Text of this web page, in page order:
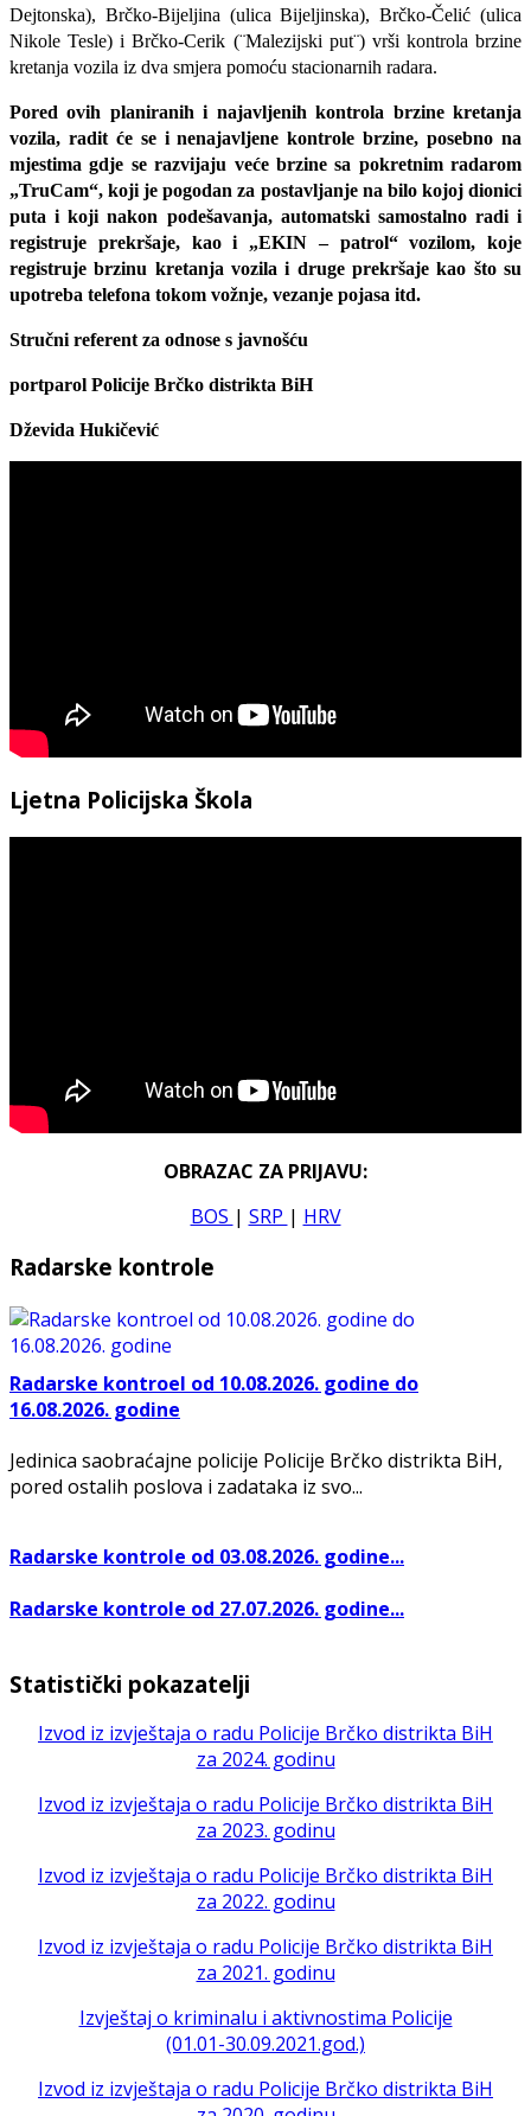
Dejtonska), Brčko-Bijeljina (ulica Bijeljinska), Brčko-Čelić (ulica
Nikole Tesle) i Brčko-Cerik (¨Malezijski put¨) vrši kontrola brzine
kretanja vozila iz dva smjera pomoću stacionarnih radara.
Pored ovih planiranih i najavljenih kontrola brzine kretanja
vozila, radit će se i nenajavljene kontrole brzine, posebno na
mjestima gdje se razvijaju veće brzine sa pokretnim radarom
„TruCam“, koji je pogodan za postavljanje na bilo kojoj dionici
puta i koji nakon podešavanja, automatski samostalno radi i
registruje prekršaje, kao i „EKIN – patrol“ vozilom, koje
registruje brzinu kretanja vozila i druge prekršaje kao što su
upotreba telefona tokom vožnje, vezanje pojasa itd.
Stručni referent za odnose s javnošću
portparol Policije Brčko distrikta BiH
Dževida Hukičević
Ljetna Policijska Škola
OBRAZAC ZA PRIJAVU:
BOS | SRP | HRV
Radarske kontrole
Radarske kontroel od 10.08.2026. godine do
16.08.2026. godine
Jedinica saobraćajne policije Policije Brčko distrikta BiH,
pored ostalih poslova i zadataka iz svo...
Radarske kontrole od 03.08.2026. godine...
Radarske kontrole od 27.07.2026. godine...
Statistički pokazatelji
Izvod iz izvještaja o radu Policije Brčko distrikta BiH
za 2024. godinu
Izvod iz izvještaja o radu Policije Brčko distrikta BiH
za 2023. godinu
Izvod iz izvještaja o radu Policije Brčko distrikta BiH
za 2022. godinu
Izvod iz izvještaja o radu Policije Brčko distrikta BiH
za 2021. godinu
Izvještaj o kriminalu i aktivnostima Policije
(01.01-30.09.2021.god.)
Izvod iz izvještaja o radu Policije Brčko distrikta BiH